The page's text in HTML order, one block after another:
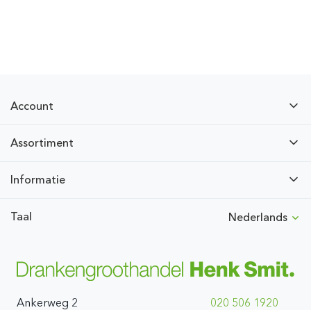
Account
Assortiment
Informatie
Taal Nederlands
Ankerweg 2 020 506 1920